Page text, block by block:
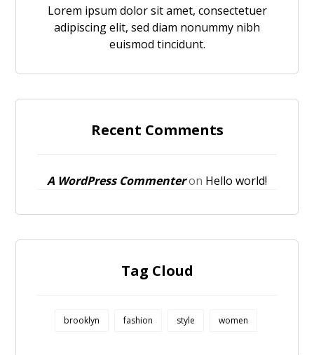
Lorem ipsum dolor sit amet, consectetuer
adipiscing elit, sed diam nonummy nibh
euismod tincidunt.
Recent Comments
A WordPress Commenteron Hello world!
Tag Cloud
brooklyn fashion style women